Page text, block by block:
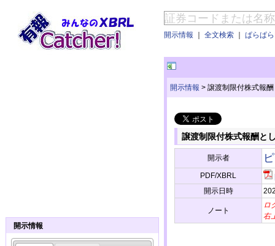
開示情報 ｜ 全文検索 ｜ ぱらぱ
開示情報 > 譲渡制限付株式報
譲渡制限付株式報酬と
開示者
PDF/XBRL
開示日時
ノート
ロ
右
開示情報